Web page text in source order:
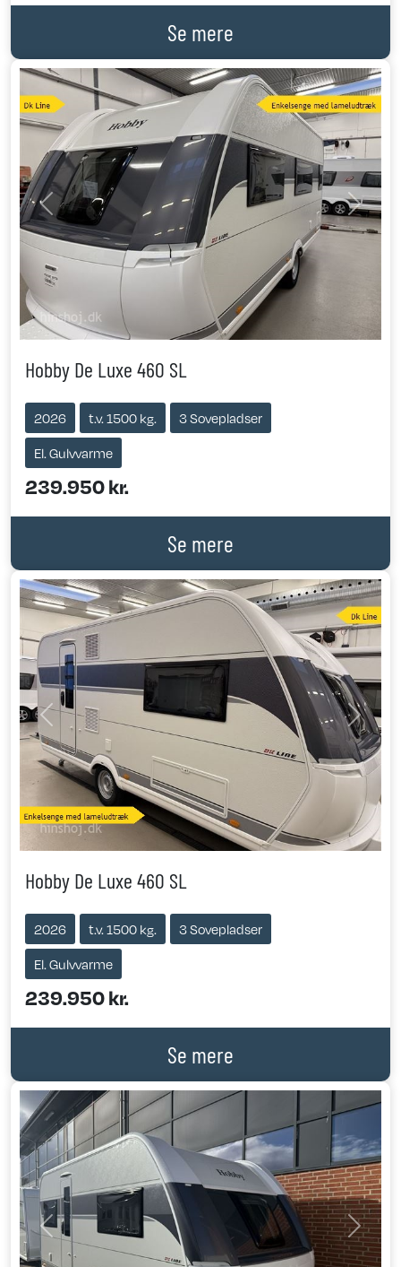
Se mere
Previous Next
Hobby De Luxe 460 SL
2026 t.v. 1500 kg.
3 Sovepladser
El. Gulvvarme
239.950 kr.
Se mere
Previous Next
Hobby De Luxe 460 SL
2026 t.v. 1500 kg.
3 Sovepladser
El. Gulvvarme
239.950 kr.
Se mere
Previous Next